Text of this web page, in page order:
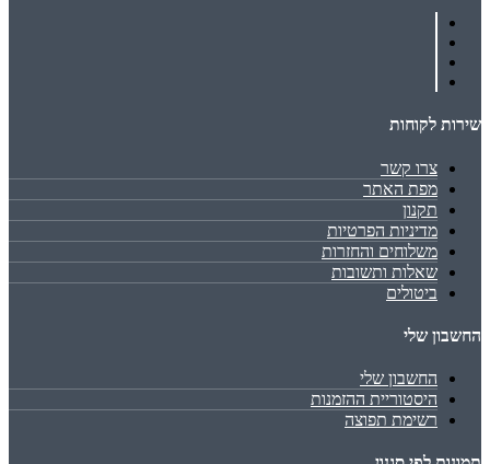
שירות לקוחות
צרו קשר
מפת האתר
תקנון
מדיניות הפרטיות
משלוחים והחזרות
שאלות ותשובות
ביטולים
החשבון שלי
החשבון שלי
היסטוריית ההזמנות
רשימת תפוצה